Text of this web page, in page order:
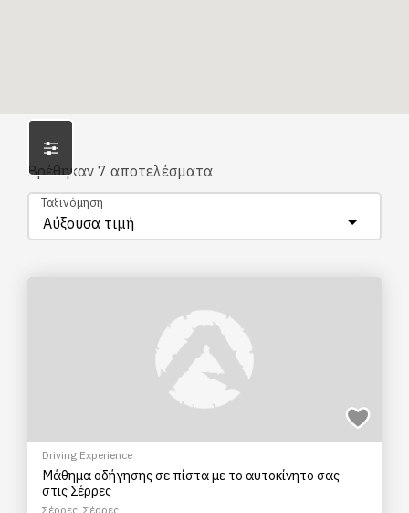
Βρέθηκαν 7 αποτελέσματα
Αύξουσα τιμή
Ταξινόμηση
Driving Experience
Μάθημα οδήγησης σε πίστα με το αυτοκίνητο σας
στις Σέρρες
Σέρρες, Σέρρες